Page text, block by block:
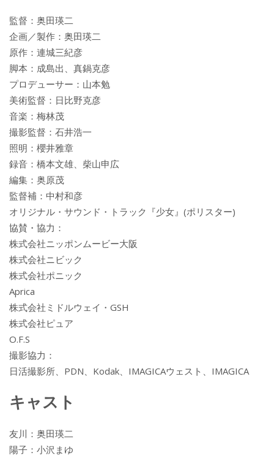
監督：奥田瑛二
企画／製作：奥田瑛二
原作：連城三紀彦
脚本：成島出、真鍋克彦
プロデューサー：山本勉
美術監督：日比野克彦
音楽：梅林茂
撮影監督：石井浩一
照明：櫻井雅章
録音：橋本文雄、柴山申広
編集：奥原茂
監督補：中村和彦
オリジナル・サウンド・トラック『少女』(ポリスター)
協賛・協力：
株式会社ニッポンムービー大阪
株式会社ニビック
株式会社ポニック
Aprica
株式会社ミドルウェイ・GSH
株式会社ピュア
O.F.S
撮影協力：
日活撮影所、PDN、Kodak、IMAGICAウェスト、IMAGICA
キャスト
友川：奥田瑛二
陽子：小沢まゆ